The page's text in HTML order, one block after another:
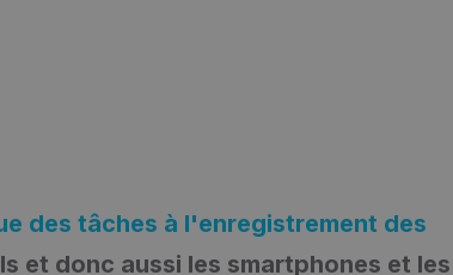
des tâches à l'enregistrement des
et donc aussi les smartphones et